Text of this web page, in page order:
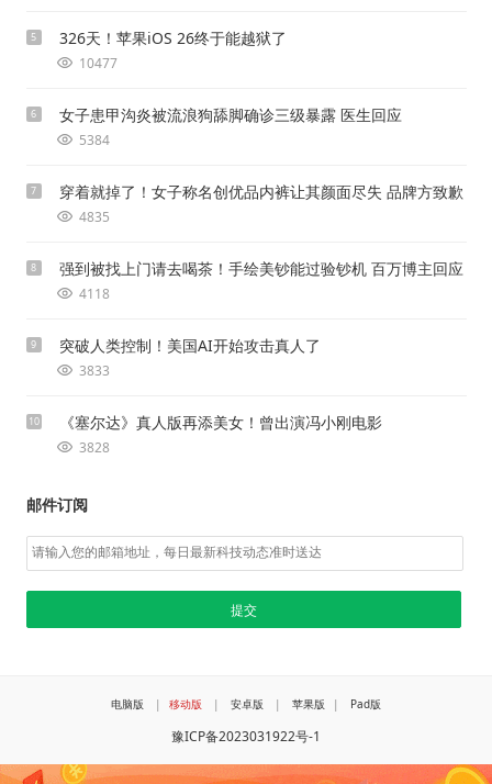
5 326天！苹果iOS 26终于能越狱了
10477
6 女子患甲沟炎被流浪狗舔脚确诊三级暴露 医生回应
5384
7 穿着就掉了！女子称名创优品内裤让其颜面尽失 品牌方致歉
4835
8 强到被找上门请去喝茶！手绘美钞能过验钞机 百万博主回应
4118
9 突破人类控制！美国AI开始攻击真人了
3833
10 《塞尔达》真人版再添美女！曾出演冯小刚电影
3828
邮件订阅
电脑版 | 移动版 | 安卓版 | 苹果版 | Pad版
豫ICP备2023031922号-1